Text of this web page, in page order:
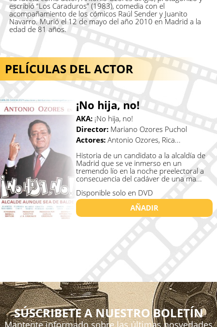
escribió “Los Caraduros” (1983), comedia con el
acompañamiento de los cómicos Raúl Sender y Juanito
Navarro. Murió el 12 de mayo del año 2010 en Madrid a la
edad de 81 años.
PELÍCULAS DEL ACTOR
¡No hija, no!
AKA: ¡No hija, no!
Director: Mariano Ozores Puchol
Actores: Antonio Ozores, Rica...
Historia de un candidato a la alcaldía de
Madrid que se ve inmerso en un
tremendo lío en la noche preelectoral a
consecuencia del cadáver de una ma...
Disponible solo en DVD
AÑADIR
SÚSCRIBETE A NUESTRO BOLETÍN
Mantente informado sobre las últimas nosvedades